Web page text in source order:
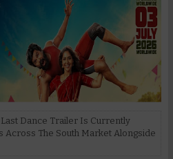
Last Dance Trailer Is Currently
Across The South Market Alongside